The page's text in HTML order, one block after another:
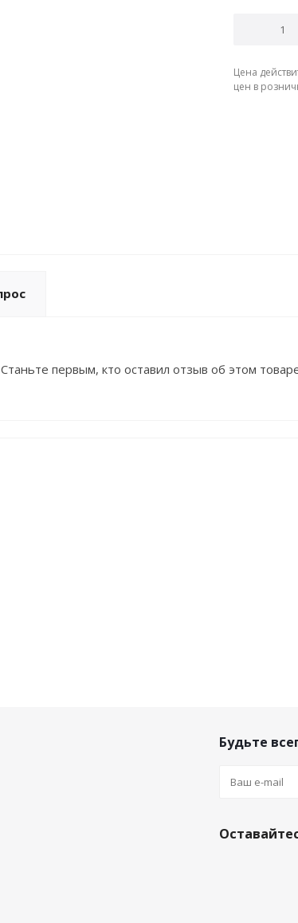
Цена
цен в
первым, кто оставил отзыв об этом
Будьте